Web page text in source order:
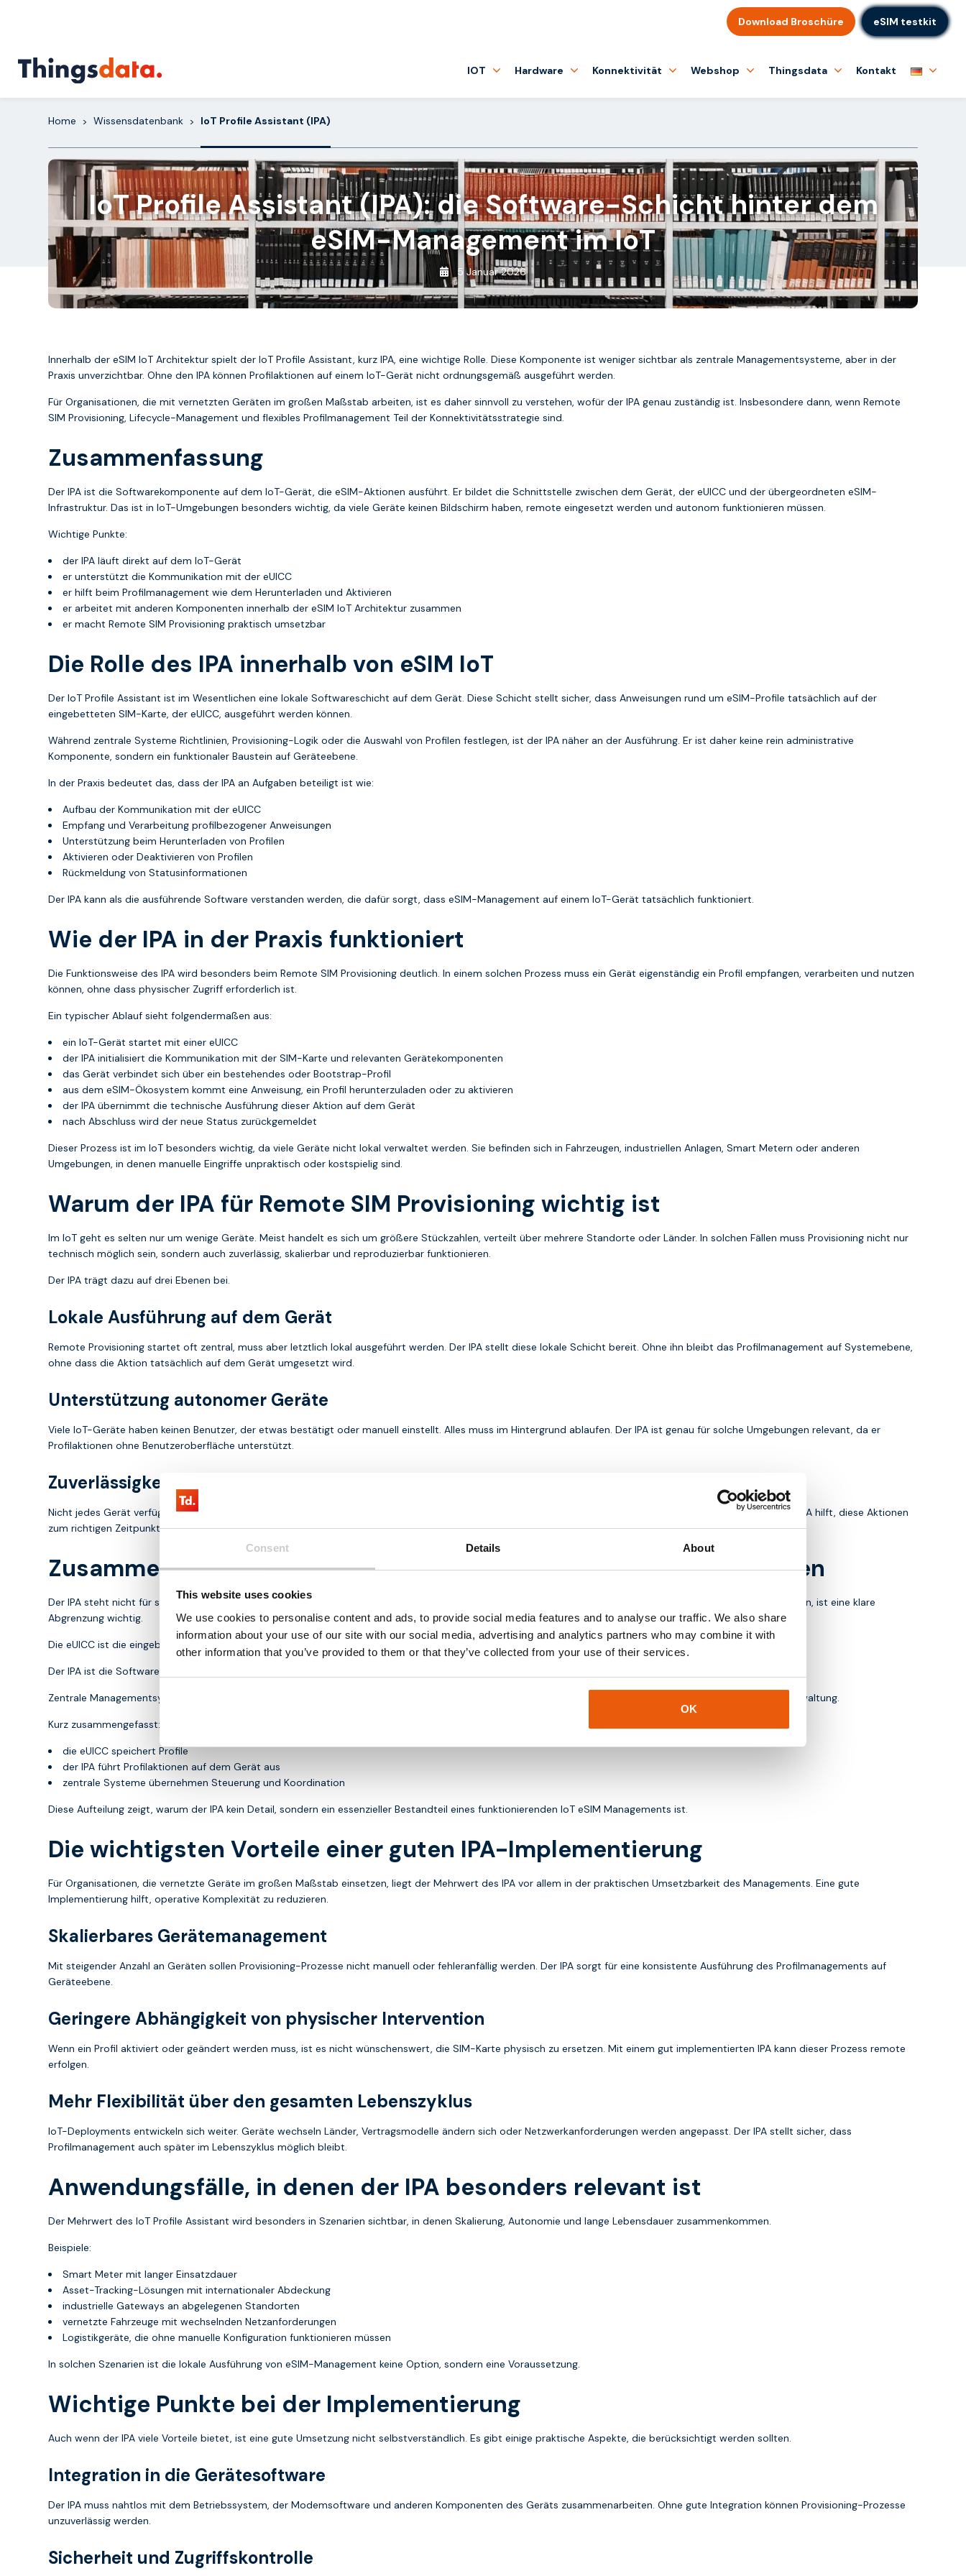
Consent Details About
This website uses cookies
We use cookies to personalise content and ads, to provide social media features and to analyse our traffic. We also share
information about your use of our site with our social media, advertising and analytics partners who may combine it with
other information that you’ve provided to them or that they’ve collected from your use of their services.
OK
Download Broschüre eSIM testkit
IOT Hardware Konnektivität Webshop Thingsdata Kontakt
Home > Wissensdatenbank > IoT Profile Assistant (IPA)
IoT Profile Assistant (IPA): die Software-Schicht hinter dem
eSIM-Management im IoT
5 Januar 2026
Innerhalb der eSIM IoT Architektur spielt der IoT Profile Assistant, kurz IPA, eine wichtige Rolle. Diese Komponente ist weniger sichtbar als zentrale Managementsysteme, aber in der
Praxis unverzichtbar. Ohne den IPA können Profilaktionen auf einem IoT-Gerät nicht ordnungsgemäß ausgeführt werden.
Für Organisationen, die mit vernetzten Geräten im großen Maßstab arbeiten, ist es daher sinnvoll zu verstehen, wofür der IPA genau zuständig ist. Insbesondere dann, wenn Remote
SIM Provisioning, Lifecycle-Management und flexibles Profilmanagement Teil der Konnektivitätsstrategie sind.
Zusammenfassung
Der IPA ist die Softwarekomponente auf dem IoT-Gerät, die eSIM-Aktionen ausführt. Er bildet die Schnittstelle zwischen dem Gerät, der eUICC und der übergeordneten eSIM-
Infrastruktur. Das ist in IoT-Umgebungen besonders wichtig, da viele Geräte keinen Bildschirm haben, remote eingesetzt werden und autonom funktionieren müssen.
Wichtige Punkte:
der IPA läuft direkt auf dem IoT-Gerät
er unterstützt die Kommunikation mit der eUICC
er hilft beim Profilmanagement wie dem Herunterladen und Aktivieren
er arbeitet mit anderen Komponenten innerhalb der eSIM IoT Architektur zusammen
er macht Remote SIM Provisioning praktisch umsetzbar
Die Rolle des IPA innerhalb von eSIM IoT
Der IoT Profile Assistant ist im Wesentlichen eine lokale Softwareschicht auf dem Gerät. Diese Schicht stellt sicher, dass Anweisungen rund um eSIM-Profile tatsächlich auf der
eingebetteten SIM-Karte, der eUICC, ausgeführt werden können.
Während zentrale Systeme Richtlinien, Provisioning-Logik oder die Auswahl von Profilen festlegen, ist der IPA näher an der Ausführung. Er ist daher keine rein administrative
Komponente, sondern ein funktionaler Baustein auf Geräteebene.
In der Praxis bedeutet das, dass der IPA an Aufgaben beteiligt ist wie:
Aufbau der Kommunikation mit der eUICC
Empfang und Verarbeitung profilbezogener Anweisungen
Unterstützung beim Herunterladen von Profilen
Aktivieren oder Deaktivieren von Profilen
Rückmeldung von Statusinformationen
Der IPA kann als die ausführende Software verstanden werden, die dafür sorgt, dass eSIM-Management auf einem IoT-Gerät tatsächlich funktioniert.
Wie der IPA in der Praxis funktioniert
Die Funktionsweise des IPA wird besonders beim Remote SIM Provisioning deutlich. In einem solchen Prozess muss ein Gerät eigenständig ein Profil empfangen, verarbeiten und nutzen
können, ohne dass physischer Zugriff erforderlich ist.
Ein typischer Ablauf sieht folgendermaßen aus:
ein IoT-Gerät startet mit einer eUICC
der IPA initialisiert die Kommunikation mit der SIM-Karte und relevanten Gerätekomponenten
das Gerät verbindet sich über ein bestehendes oder Bootstrap-Profil
aus dem eSIM-Ökosystem kommt eine Anweisung, ein Profil herunterzuladen oder zu aktivieren
der IPA übernimmt die technische Ausführung dieser Aktion auf dem Gerät
nach Abschluss wird der neue Status zurückgemeldet
Dieser Prozess ist im IoT besonders wichtig, da viele Geräte nicht lokal verwaltet werden. Sie befinden sich in Fahrzeugen, industriellen Anlagen, Smart Metern oder anderen
Umgebungen, in denen manuelle Eingriffe unpraktisch oder kostspielig sind.
Warum der IPA für Remote SIM Provisioning wichtig ist
Im IoT geht es selten nur um wenige Geräte. Meist handelt es sich um größere Stückzahlen, verteilt über mehrere Standorte oder Länder. In solchen Fällen muss Provisioning nicht nur
technisch möglich sein, sondern auch zuverlässig, skalierbar und reproduzierbar funktionieren.
Der IPA trägt dazu auf drei Ebenen bei.
Lokale Ausführung auf dem Gerät
Remote Provisioning startet oft zentral, muss aber letztlich lokal ausgeführt werden. Der IPA stellt diese lokale Schicht bereit. Ohne ihn bleibt das Profilmanagement auf Systemebene,
ohne dass die Aktion tatsächlich auf dem Gerät umgesetzt wird.
Unterstützung autonomer Geräte
Viele IoT-Geräte haben keinen Benutzer, der etwas bestätigt oder manuell einstellt. Alles muss im Hintergrund ablaufen. Der IPA ist genau für solche Umgebungen relevant, da er
Profilaktionen ohne Benutzeroberfläche unterstützt.
Zuverlässigkeit in operativen Umgebungen
Nicht jedes Gerät verfügt über stabile Konnektivität oder hohe Systemressourcen. Daher ist es wichtig, dass Profilaktionen kontrolliert ausgeführt werden. Der IPA hilft, diese Aktionen
zum richtigen Zeitpunkt und in der richtigen Reihenfolge durchzuführen.
Zusammenspiel von IPA, eUICC und zentralen Managementsystemen
Der IPA steht nicht für sich allein. Er ist Teil einer umfassenderen Architektur, in der mehrere Komponenten zusammenarbeiten. Um seine Rolle richtig zu verstehen, ist eine klare
Abgrenzung wichtig.
Die eUICC ist die eingebettete SIM-Karte, auf der Profile gespeichert sind. Dort befinden sich die eigentlichen Abonnementsprofile.
Der IPA ist die Softwareschicht auf dem Gerät, die mit der eUICC kommuniziert und Profilaktionen ausführt.
Zentrale Managementsysteme steuern den Prozess, bestimmen, wann Aktionen erforderlich sind, und übernehmen die Orchestrierung von Provisioning und Verwaltung.
Kurz zusammengefasst:
die eUICC speichert Profile
der IPA führt Profilaktionen auf dem Gerät aus
zentrale Systeme übernehmen Steuerung und Koordination
Diese Aufteilung zeigt, warum der IPA kein Detail, sondern ein essenzieller Bestandteil eines funktionierenden IoT eSIM Managements ist.
Die wichtigsten Vorteile einer guten IPA-Implementierung
Für Organisationen, die vernetzte Geräte im großen Maßstab einsetzen, liegt der Mehrwert des IPA vor allem in der praktischen Umsetzbarkeit des Managements. Eine gute
Implementierung hilft, operative Komplexität zu reduzieren.
Skalierbares Gerätemanagement
Mit steigender Anzahl an Geräten sollen Provisioning-Prozesse nicht manuell oder fehleranfällig werden. Der IPA sorgt für eine konsistente Ausführung des Profilmanagements auf
Geräteebene.
Geringere Abhängigkeit von physischer Intervention
Wenn ein Profil aktiviert oder geändert werden muss, ist es nicht wünschenswert, die SIM-Karte physisch zu ersetzen. Mit einem gut implementierten IPA kann dieser Prozess remote
erfolgen.
Mehr Flexibilität über den gesamten Lebenszyklus
IoT-Deployments entwickeln sich weiter. Geräte wechseln Länder, Vertragsmodelle ändern sich oder Netzwerkanforderungen werden angepasst. Der IPA stellt sicher, dass
Profilmanagement auch später im Lebenszyklus möglich bleibt.
Anwendungsfälle, in denen der IPA besonders relevant ist
Der Mehrwert des IoT Profile Assistant wird besonders in Szenarien sichtbar, in denen Skalierung, Autonomie und lange Lebensdauer zusammenkommen.
Beispiele:
Smart Meter mit langer Einsatzdauer
Asset-Tracking-Lösungen mit internationaler Abdeckung
industrielle Gateways an abgelegenen Standorten
vernetzte Fahrzeuge mit wechselnden Netzanforderungen
Logistikgeräte, die ohne manuelle Konfiguration funktionieren müssen
In solchen Szenarien ist die lokale Ausführung von eSIM-Management keine Option, sondern eine Voraussetzung.
Wichtige Punkte bei der Implementierung
Auch wenn der IPA viele Vorteile bietet, ist eine gute Umsetzung nicht selbstverständlich. Es gibt einige praktische Aspekte, die berücksichtigt werden sollten.
Integration in die Gerätesoftware
Der IPA muss nahtlos mit dem Betriebssystem, der Modemsoftware und anderen Komponenten des Geräts zusammenarbeiten. Ohne gute Integration können Provisioning-Prozesse
unzuverlässig werden.
Sicherheit und Zugriffskontrolle